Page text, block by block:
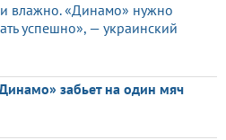
влажно. «Динамо» нужно
успешно», — украинский
забьет на один мяч